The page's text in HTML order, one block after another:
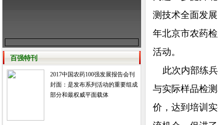
百强特刊
2017中国农药100强发展报告会刊
封面：是发布系列活动的重要组成
部分和最权威平面载体
测技术全面发
年北京市农药
活动。
此次内部练兵
与实际样品检
价，达到培训